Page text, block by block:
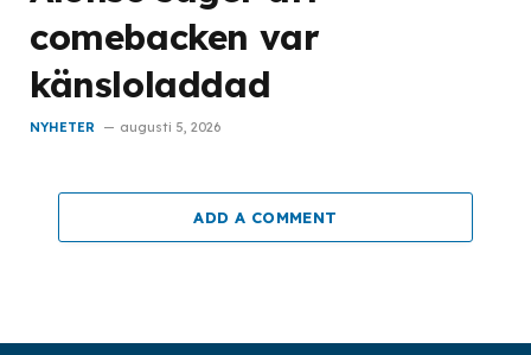
comebacken var
känsloladdad
NYHETER augusti 5, 2026
ADD A COMMENT